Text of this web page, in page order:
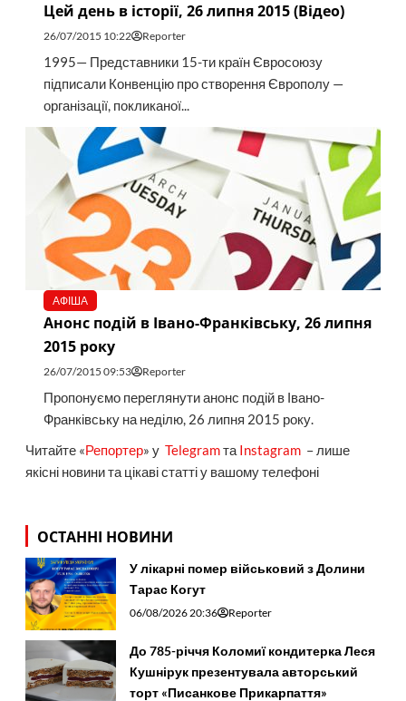
Цей день в історії, 26 липня 2015 (Відео)
26/07/2015 10:22 Reporter
1995— Представники 15-ти країн Євросоюзу
підписали Конвенцію про створення Європолу —
організації, покликаної...
АФІША
Анонс подій в Івано-Франківську, 26 липня
2015 року
26/07/2015 09:53 Reporter
Пропонуємо переглянути анонс подій в Івано-
Франківську на неділю, 26 липня 2015 року.
Читайте «Репортер» у Telegramта Instagram– лише
якісні новини та цікаві статті у вашому телефоні
ОСТАННІ НОВИНИ
У лікарні помер військовий з Долини
Тарас Когут
06/08/2026 20:36 Reporter
До 785-річчя Коломиї кондитерка Леся
Кушнірук презентувала авторський
торт «Писанкове Прикарпаття»